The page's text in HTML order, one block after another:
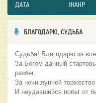
ДАТА ЖАНР
БЛАГОДАРЮ, СУДЬБА
Судьба! Благодарю за
За Богом данный
разбег,
За ночи лунной
И неудавшийся побег от